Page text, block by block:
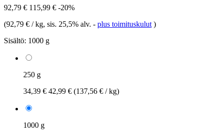
92,79 € 115,99 € -20%
(92,79 € / kg, sis. 25,5% alv. - plus toimituskulut )
Sisältö: 1000 g
250 g
34,39 € 42,99 € (137,56 € / kg)
1000 g